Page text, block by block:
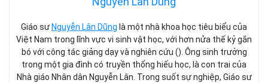
Giáo sư Nguyễn Lân Dũng là một nhà khoa học tiêu biểu của
Việt Nam trong lĩnh vực vi sinh vật học, với hơn nửa thế kỷ gắn
bó với công tác giảng dạy và nghiên cứu (). Ông sinh trưởng
trong một gia đình có truyền thống hiếu học, là con trai của
Nhà giáo Nhân dân Nguyễn Lân. Trong suốt sự nghiệp, Giáo sư